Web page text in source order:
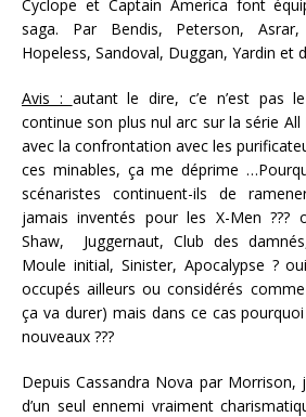
Cyclope et Captain America font
saga. Par Bendis, Peterson, Asrar,
Hopeless, Sandoval, Duggan, Yardin et
Avis : autant le dire, c’e n’est pas
continue son plus nul arc sur la série All
avec la confrontation avec les
ces minables, ça me déprime
scénaristes continuent-ils de
jamais inventés pour les X-Men ???
Shaw, Juggernaut, Club des
Moule initial, Sinister, Apocalypse ?
occupés ailleurs ou considérés
ça va durer) mais dans ce cas
nouveaux ???
Depuis Cassandra Nova par Morrison,
d’un seul ennemi vraiment